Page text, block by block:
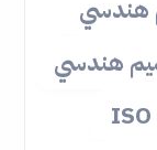
هندسي
هندسي